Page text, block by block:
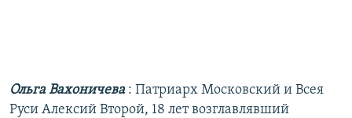
Ольга Вахоничева : Патриарх Московский и Всея
Руси Алексий Второй, 18 лет возглавлявший